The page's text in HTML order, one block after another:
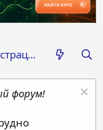
Регистрация
форум!